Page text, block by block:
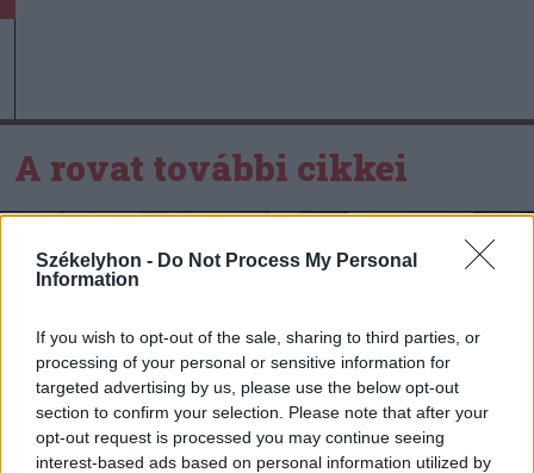
Székelyhon - Do Not Process My Personal
Information
If you wish to opt-out of the sale, sharing to third parties, or
processing of your personal or sensitive information for
targeted advertising by us, please use the below opt-out
section to confirm your selection. Please note that after your
opt-out request is processed you may continue seeing
interest-based ads based on personal information utilized by
A rovat további cikkei